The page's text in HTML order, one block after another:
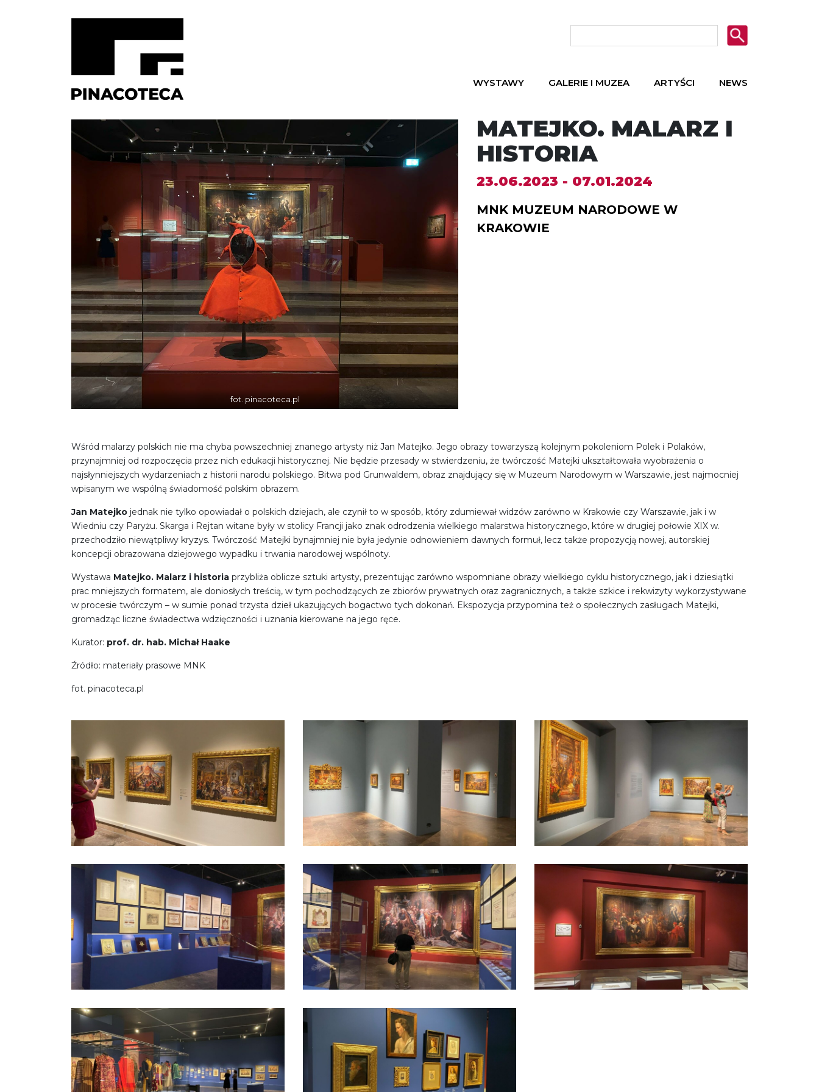
WYSTAWY GALERIE I MUZEA ARTYŚCI NEWS
fot. pinacoteca.pl
MATEJKO. MALARZ I
HISTORIA
23.06.2023 - 07.01.2024
MNK MUZEUM NARODOWE W
KRAKOWIE
Wśród malarzy polskich nie ma chyba powszechniej znanego artysty niż Jan Matejko. Jego obrazy towarzyszą kolejnym pokoleniom Polek i Polaków,
przynajmniej od rozpoczęcia przez nich edukacji historycznej. Nie będzie przesady w stwierdzeniu, że twórczość Matejki ukształtowała wyobrażenia o
najsłynniejszych wydarzeniach z historii narodu polskiego. Bitwa pod Grunwaldem, obraz znajdujący się w Muzeum Narodowym w Warszawie, jest najmocniej
wpisanym we wspólną świadomość polskim obrazem.
Jan Matejko jednak nie tylko opowiadał o polskich dziejach, ale czynił to w sposób, który zdumiewał widzów zarówno w Krakowie czy Warszawie, jak i w
Wiedniu czy Paryżu. Skarga i Rejtan witane były w stolicy Francji jako znak odrodzenia wielkiego malarstwa historycznego, które w drugiej połowie XIX w.
przechodziło niewątpliwy kryzys. Twórczość Matejki bynajmniej nie była jedynie odnowieniem dawnych formuł, lecz także propozycją nowej, autorskiej
koncepcji obrazowana dziejowego wypadku i trwania narodowej wspólnoty.
Wystawa Matejko. Malarz i historia przybliża oblicze sztuki artysty, prezentując zarówno wspomniane obrazy wielkiego cyklu historycznego, jak i dziesiątki
prac mniejszych formatem, ale doniosłych treścią, w tym pochodzących ze zbiorów prywatnych oraz zagranicznych, a także szkice i rekwizyty wykorzystywane
w procesie twórczym – w sumie ponad trzysta dzieł ukazujących bogactwo tych dokonań. Ekspozycja przypomina też o społecznych zasługach Matejki,
gromadząc liczne świadectwa wdzięczności i uznania kierowane na jego ręce.
Kurator: prof. dr. hab. Michał Haake
Źródło: materiały prasowe MNK
fot. pinacoteca.pl